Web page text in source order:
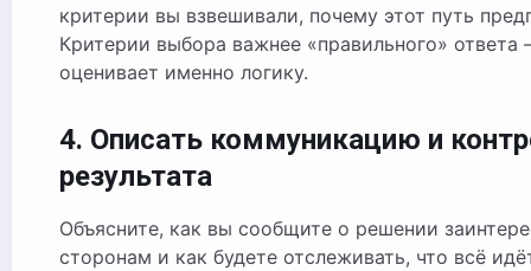
критерии вы взвешивали, почему этот путь
Критерии выбора важнее «правильного»
оценивает именно логику.
4. Описать коммуникацию и
результата
Объясните, как вы сообщите о решении
сторонам и как будете отслеживать, что всё